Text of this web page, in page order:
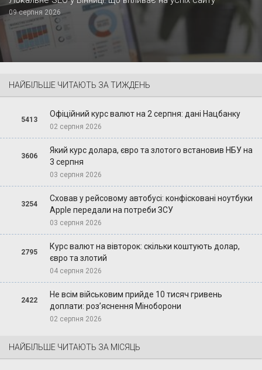
09 серпня 2026
НАЙБІЛЬШЕ ЧИТАЮТЬ ЗА ТИЖДЕНЬ
5413
Офіційний курс валют на 2 серпня: дані Нацбанку
02 серпня 2026
3606
Який курс долара, євро та злотого встановив НБУ на
3 серпня
03 серпня 2026
3254
Сховав у рейсовому автобусі: конфісковані ноутбуки
Apple передали на потреби ЗСУ
03 серпня 2026
2795
Курс валют на вівторок: скільки коштують долар,
євро та злотий
04 серпня 2026
2422
Не всім військовим прийде 10 тисяч гривень
доплати: роз’яснення Міноборони
02 серпня 2026
НАЙБІЛЬШЕ ЧИТАЮТЬ ЗА МІСЯЦЬ